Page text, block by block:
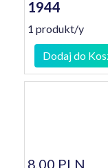
1944
1 produkt/y
Dodaj do
8,00 PLN